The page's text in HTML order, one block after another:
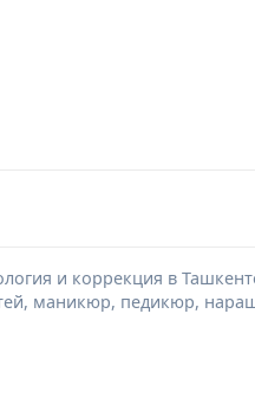
и коррекция в
маникюр, педикюр,